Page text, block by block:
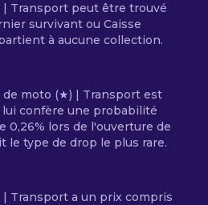
Transport peut être trouvé
survivant ou Caisse
à aucune collection.
de moto (★) | Transport est
lui confère une probabilité
0,26% lors de l'ouverture de
le type de drop le plus rare.
Transport a un prix compris